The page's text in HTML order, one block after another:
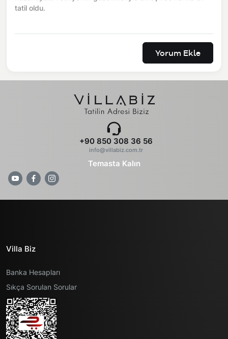
tatil oldu.
Yorum Ekle
+90 850 308 36 56
info@villabiz.com.tr
Temasta Kalın
Villa Biz
Banka Hesapları
Sıkça Sorulan Sorular